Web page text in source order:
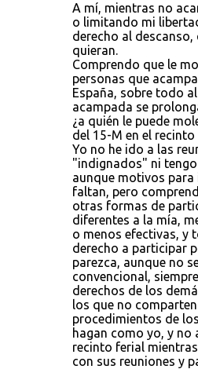
A mí, mientras no
o limitando mi
derecho al
quieran.
Comprendo que le
personas que
España, sobre todo
acampada se
¿a quién le puede
del 15-M en el recinto
Yo no he ido a las
"indignados" ni
aunque motivos
faltan, pero
otras formas de
diferentes a la mía,
o menos efectivas, y
derecho a participar
parezca, aunque no
convencional,
derechos de los
los que no
procedimientos de
hagan como yo, y no
recinto ferial
con sus reuniones y